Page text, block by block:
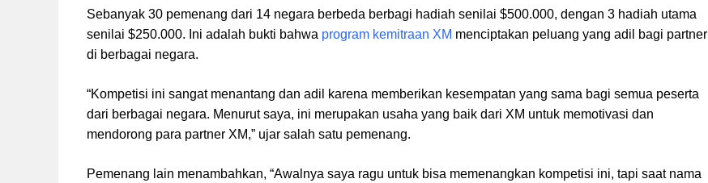
Sebanyak 30 pemenang dari 14 negara berbeda berbagi hadiah senilai $500.000, dengan 3 hadiah utama
senilai $250.000. Ini adalah bukti bahwa program kemitraan XM menciptakan peluang yang adil bagi partner
di berbagai negara.
“Kompetisi ini sangat menantang dan adil karena memberikan kesempatan yang sama bagi semua peserta
dari berbagai negara. Menurut saya, ini merupakan usaha yang baik dari XM untuk memotivasi dan
mendorong para partner XM,” ujar salah satu pemenang.
Pemenang lain menambahkan, “Awalnya saya ragu untuk bisa memenangkan kompetisi ini, tapi saat nama